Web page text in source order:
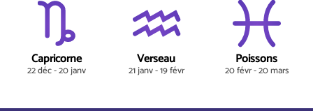
Capricorne
22 déc - 20 janv
Verseau
21 janv - 19 févr
Poissons
20 févr - 20 mars